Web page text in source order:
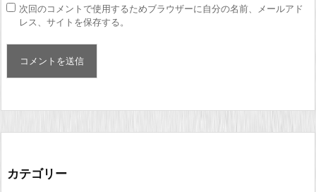
次回のコメントで使用するためブラウザーに自分の名前、メールアド
レス、サイトを保存する。
カテゴリー